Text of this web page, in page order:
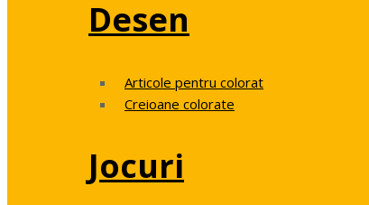
Desen
Articole pentru colorat
Creioane colorate
Jocuri